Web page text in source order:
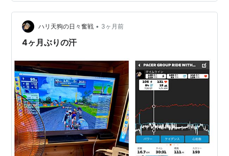
ハリ天狗の日々奮戦 • 3ヶ月前
4ヶ月ぶりの汗